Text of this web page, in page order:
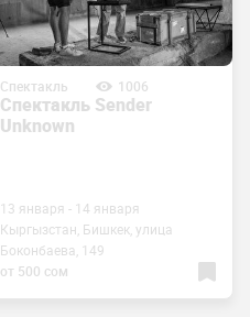
Спектакль 1006
Спектакль Sender
Unknown
13 января - 14 января
Кыргызстан, Бишкек, улица
Боконбаева, 149
от 500 сом